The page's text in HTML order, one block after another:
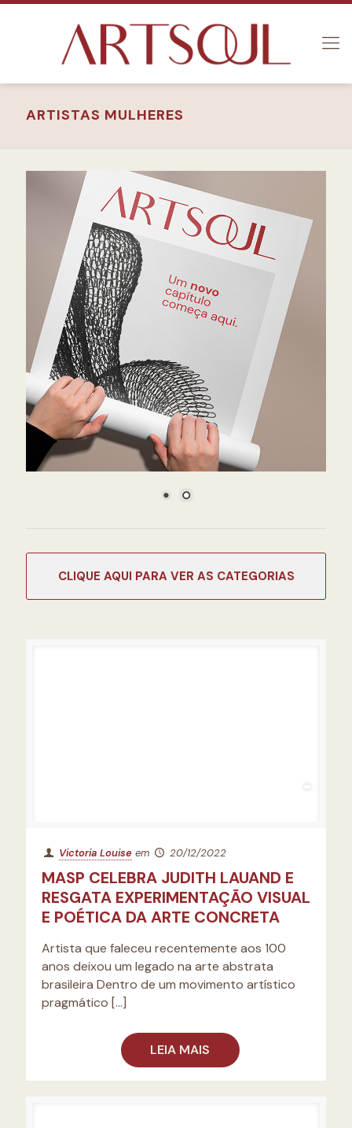
ARTISTAS MULHERES
Victoria Louise em 20/12/2022
MASP CELEBRA JUDITH LAUAND E
RESGATA EXPERIMENTAÇÃO VISUAL
E POÉTICA DA ARTE CONCRETA
Artista que faleceu recentemente aos 100
anos deixou um legado na arte abstrata
brasileira Dentro de um movimento artístico
pragmático […]
LEIA MAIS
CATEGORIAS